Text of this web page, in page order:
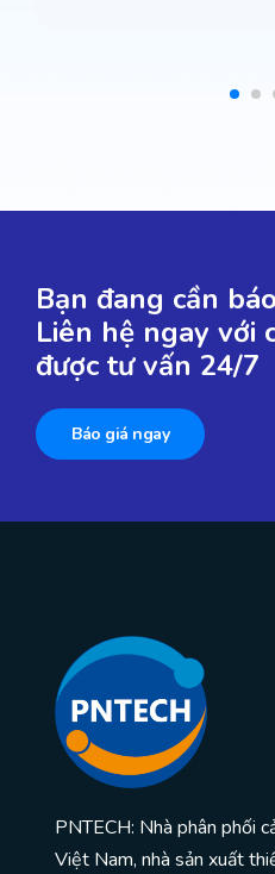
Bạn đang cần
Liên hệ ngay với
được tư vấn 24/7
Báo giá ngay
PNTECH: Nhà phân phối
Việt Nam, nhà sản xuất